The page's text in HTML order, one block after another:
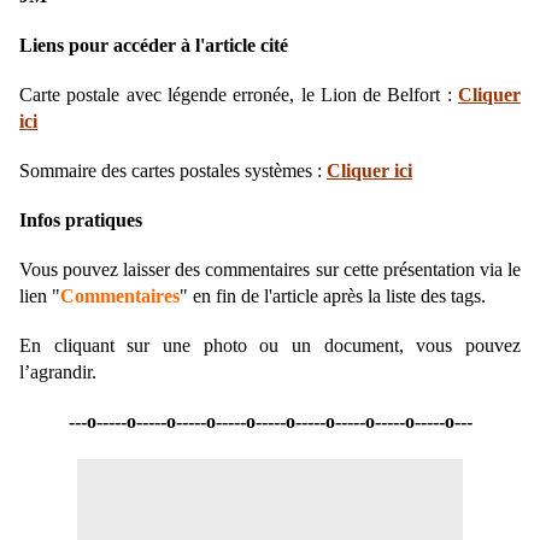
Liens pour accéder à l'article cité
Carte postale avec légende erronée, le Lion de Belfort : Cliquer
ici
Sommaire des cartes postales systèmes : Cliquer ici
Infos pratiques
Vous pouvez laisser des commentaires sur cette présentation via le
lien "Commentaires" en fin de l'article après la liste des tags.
En cliquant sur une photo ou un document, vous pouvez
l’agrandir.
---o-----o-----o-----o-----o-----o-----o-----o-----o-----o---